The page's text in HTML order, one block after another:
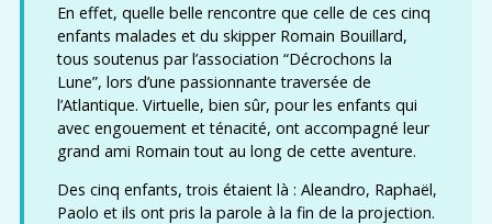
En effet, quelle belle rencontre que celle de ces cinq
enfants malades et du skipper Romain Bouillard,
tous soutenus par l’association “Décrochons la
Lune”, lors d’une passionnante traversée de
l’Atlantique. Virtuelle, bien sûr, pour les enfants qui
avec engouement et ténacité, ont accompagné leur
grand ami Romain tout au long de cette aventure.
Des cinq enfants, trois étaient là : Aleandro, Raphaël,
Paolo et ils ont pris la parole à la fin de la projection.